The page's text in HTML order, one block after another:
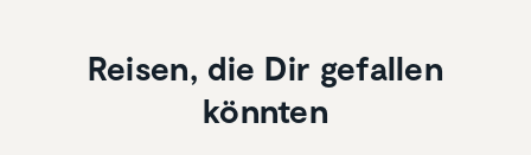
Reisen, die Dir gefallen
könnten